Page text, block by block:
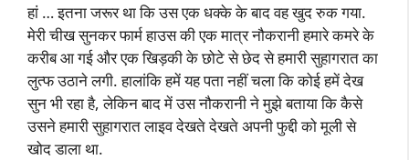
हां … इतना जरूर था कि उस एक धक्के के बाद वह खुद रुक गया.
मेरी चीख सुनकर फार्म हाउस की एक मात्र नौकरानी हमारे कमरे के
करीब आ गई और एक खिड़की के छोटे से छेद से हमारी सुहागरात का
लुत्फ उठाने लगी. हालांकि हमें यह पता नहीं चला कि कोई हमें देख
सुन भी रहा है, लेकिन बाद में उस नौकरानी ने मुझे बताया कि कैसे
उसने हमारी सुहागरात लाइव देखते देखते अपनी फुद्दी को मूली से
खोद डाला था.